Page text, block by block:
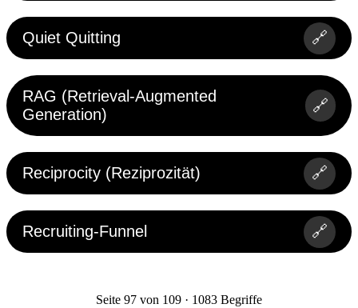
Quiet Quitting 🔗
RAG (Retrieval-Augmented
Generation)
🔗
Reciprocity (Reziprozität) 🔗
Recruiting-Funnel 🔗
Seite 97 von 109 · 1083 Begriffe